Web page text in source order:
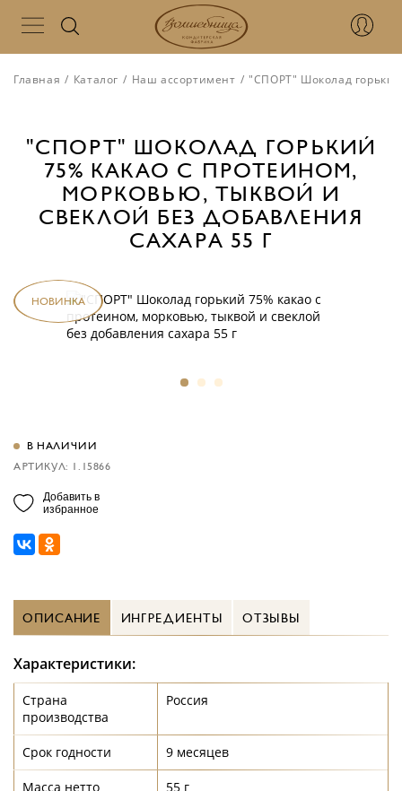
Главная / Каталог / Наш ассортимент / "СПОРТ" Шоколад горький
"СПОРТ" ШОКОЛАД ГОРЬКИЙ
75% КАКАО С ПРОТЕИНОМ,
МОРКОВЬЮ, ТЫКВОЙ И
СВЕКЛОЙ БЕЗ ДОБАВЛЕНИЯ
САХАРА 55 Г
НОВИНКА
В НАЛИЧИИ
АРТИКУЛ: 1.15866
Добавить в
избранное
ОПИСАНИЕ ИНГРЕДИЕНТЫ ОТЗЫВЫ
Характеристики:
Страна
производства
Россия
Срок годности 9 месяцев
Масса нетто 55 г